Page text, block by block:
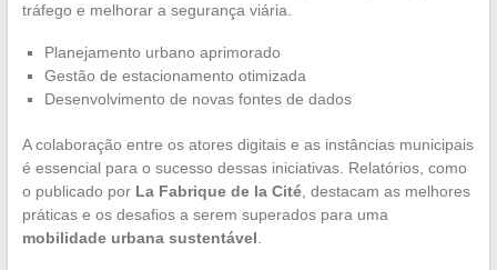
tráfego e melhorar a segurança viária.
Planejamento urbano aprimorado
Gestão de estacionamento otimizada
Desenvolvimento de novas fontes de dados
A colaboração entre os atores digitais e as instâncias municipais
é essencial para o sucesso dessas iniciativas. Relatórios, como
o publicado por La Fabrique de la Cité, destacam as melhores
práticas e os desafios a serem superados para uma
mobilidade urbana sustentável